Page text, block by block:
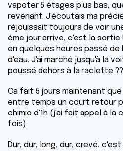
vapoter 5 étages plus bas,
revenant. J'écoutais ma
réjouissait toujours de voir
éme jour arrive, c'est la sortie
en quelques heures passé de
d'eau. J'ai marché jusqu'à la
poussé dehors à la raclette
Ca fait 5 jours maintenant
entre temps un court retour
chimio d'1h (j'ai fait appel à la
fois).
Dur, dur, long, dur, crevé,